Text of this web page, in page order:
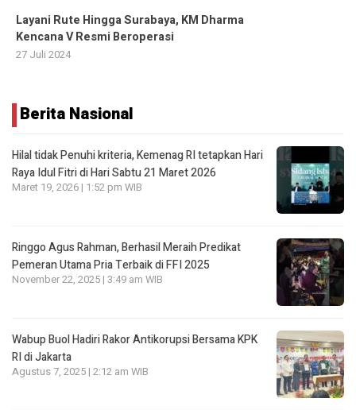
Layani Rute Hingga Surabaya, KM Dharma
Kencana V Resmi Beroperasi
27 Juli 2024
Berita Nasional
Hilal tidak Penuhi kriteria, Kemenag RI tetapkan Hari
Raya Idul Fitri di Hari Sabtu 21 Maret 2026
Maret 19, 2026 | 1:52 pm WIB
Ringgo Agus Rahman, Berhasil Meraih Predikat
Pemeran Utama Pria Terbaik di FFI 2025
November 22, 2025 | 3:49 am WIB
Wabup Buol Hadiri Rakor Antikorupsi Bersama KPK
RI di Jakarta
Agustus 7, 2025 | 2:12 am WIB